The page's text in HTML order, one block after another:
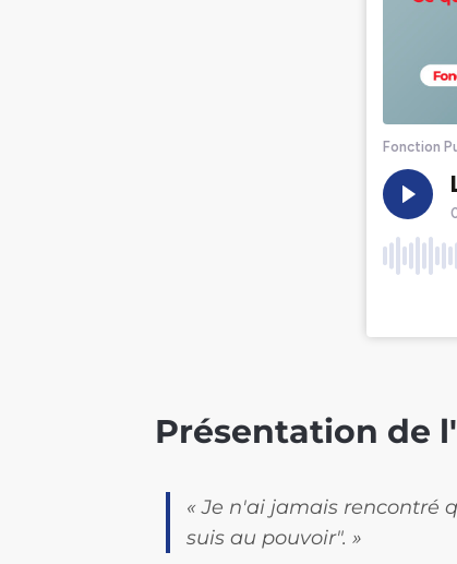
Présentation de
« Je n'ai jamais rencontré
suis au pouvoir". »